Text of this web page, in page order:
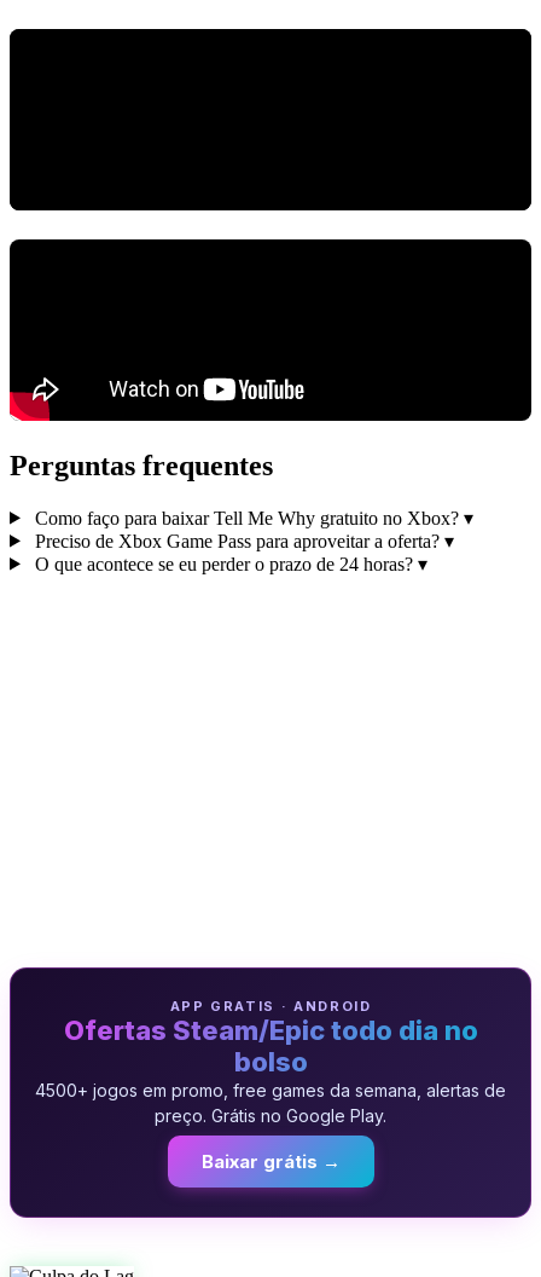
Perguntas frequentes
Como faço para baixar Tell Me Why gratuito no Xbox? ▾
Preciso de Xbox Game Pass para aproveitar a oferta? ▾
O que acontece se eu perder o prazo de 24 horas? ▾
APP GRATIS · ANDROID
Ofertas Steam/Epic todo dia no
bolso
4500+ jogos em promo, free games da semana, alertas de
preço. Grátis no Google Play.
Baixar grátis →